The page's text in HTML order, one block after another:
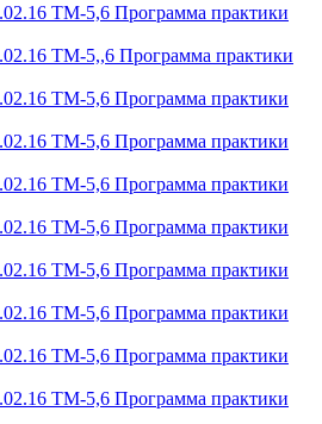
ТМ-5,6 Программа практики
ТМ-5,,6 Программа практики
ТМ-5,6 Программа практики
ТМ-5,6 Программа практики
ТМ-5,6 Программа практики
ТМ-5,6 Программа практики
ТМ-5,6 Программа практики
ТМ-5,6 Программа практики
ТМ-5,6 Программа практики
ТМ-5,6 Программа практики